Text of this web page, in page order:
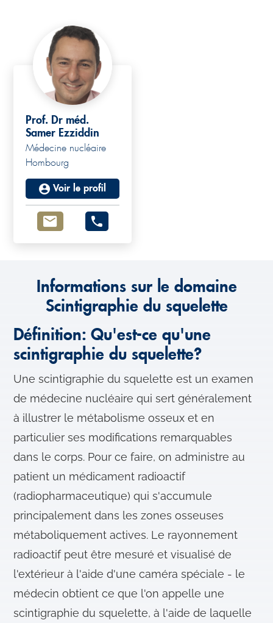
Prof. Dr méd.
Samer Ezziddin
Médecine nucléaire
Hombourg
Voir le profil
Informations sur le domaine
Scintigraphie du squelette
Définition: Qu'est-ce qu'une
scintigraphie du squelette?
Une scintigraphie du squelette est un examen
de médecine nucléaire qui sert généralement
à illustrer le métabolisme osseux et en
particulier ses modifications remarquables
dans le corps. Pour ce faire, on administre au
patient un médicament radioactif
(radiopharmaceutique) qui s'accumule
principalement dans les zones osseuses
métaboliquement actives. Le rayonnement
radioactif peut être mesuré et visualisé de
l'extérieur à l'aide d'une caméra spéciale - le
médecin obtient ce que l'on appelle une
scintigraphie du squelette, à l'aide de laquelle